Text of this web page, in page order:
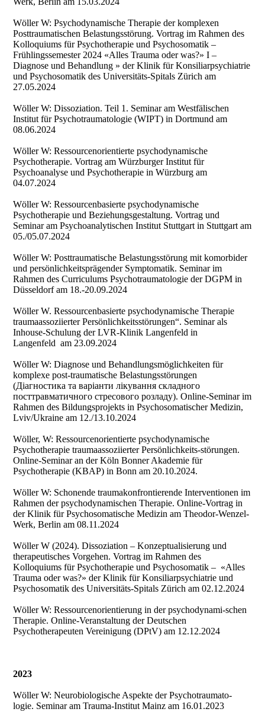
Wöller W: Psychodynamische Therapie der komplexen
Posttraumatischen Belastungsstörung. Vortrag im Rahmen des
Kolloquiums für Psychotherapie und Psychosomatik –
Frühlingssemester 2024 «Alles Trauma oder was?» I –
Diagnose und Behandlung » der Klinik für Konsiliarpsychiatrie
und Psychosomatik des Universitäts-Spitals Zürich am
27.05.2024
Wöller W: Dissoziation. Teil 1. Seminar am Westfälischen
Institut für Psychotraumatologie (WIPT) in Dortmund am
08.06.2024
Wöller W: Ressourcenorientierte psychodynamische
Psychotherapie. Vortrag am Würzburger Institut für
Psychoanalyse und Psychotherapie in Würzburg am
04.07.2024
Wöller W: Ressourcenbasierte psychodynamische
Psychotherapie und Beziehungsgestaltung. Vortrag und
Seminar am Psychoanalytischen Institut Stuttgart in Stuttgart am
05./05.07.2024
Wöller W: Posttraumatische Belastungsstörung mit komorbider
und persönlichkeitsprägender Symptomatik. Seminar im
Rahmen des Curriculums Psychotraumatologie der DGPM in
Düsseldorf am 18.-20.09.2024
Wöller W. Ressourcenbasierte psychodynamische Therapie
traumaassoziierter Persönlichkeitsstörungen“. Seminar als
Inhouse-Schulung der LVR-Klinik Langenfeld in
Langenfeld am 23.09.2024
Wöller W: Diagnose und Behandlungsmöglichkeiten für
komplexe post-traumatische Belastungsstörungen
(Діагностика та варіанти лікування складного
посттравматичного стресового розладу). Online-Seminar im
Rahmen des Bildungsprojekts in Psychosomatischer Medizin,
Lviv/Ukraine am 12./13.10.2024
Wöller, W: Ressourcenorientierte psychodynamische
Psychotherapie traumaassoziierter Persönlichkeits-störungen.
Online-Seminar an der Köln Bonner Akademie für
Psychotherapie (KBAP) in Bonn am 20.10.2024.
Wöller W: Schonende traumakonfrontierende Interventionen im
Rahmen der psychodynamischen Therapie. Online-Vortrag in
der Klinik für Psychosomatische Medizin am Theodor-Wenzel-
Werk, Berlin am 08.11.2024
Wöller W (2024). Dissoziation – Konzeptualisierung und
therapeutisches Vorgehen. Vortrag im Rahmen des
Kolloquiums für Psychotherapie und Psychosomatik – «Alles
Trauma oder was?» der Klinik für Konsiliarpsychiatrie und
Psychosomatik des Universitäts-Spitals Zürich am 02.12.2024
Wöller W: Ressourcenorientierung in der psychodynami-schen
Therapie. Online-Veranstaltung der Deutschen
Psychotherapeuten Vereinigung (DPtV) am 12.12.2024
2023
Wöller W: Neurobiologische Aspekte der Psychotraumato-
logie. Seminar am Trauma-Institut Mainz am 16.01.2023